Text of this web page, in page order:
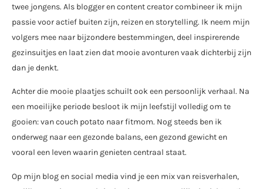
twee jongens. Als blogger en content creator combineer ik mijn
passie voor actief buiten zijn, reizen en storytelling. Ik neem mijn
volgers mee naar bijzondere bestemmingen, deel inspirerende
gezinsuitjes en laat zien dat mooie avonturen vaak dichterbij zijn
dan je denkt.
Achter die mooie plaatjes schuilt ook een persoonlijk verhaal. Na
een moeilijke periode besloot ik mijn leefstijl volledig om te
gooien: van couch potato naar fitmom. Nog steeds ben ik
onderweg naar een gezonde balans, een gezond gewicht en
vooral een leven waarin genieten centraal staat.
Op mijn blog en social media vind je een mix van reisverhalen,